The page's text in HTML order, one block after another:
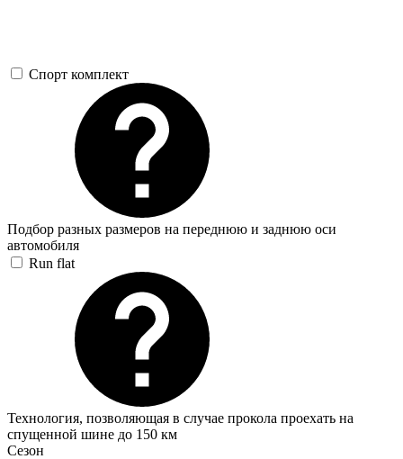
Спорт комплект
Подбор разных размеров на переднюю и заднюю оси
автомобиля
Run flat
Технология, позволяющая в случае прокола проехать на
спущенной шине до 150 км
Сезон